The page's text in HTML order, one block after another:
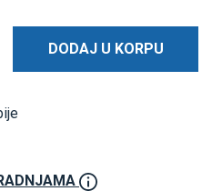
DODAJ U KORPU